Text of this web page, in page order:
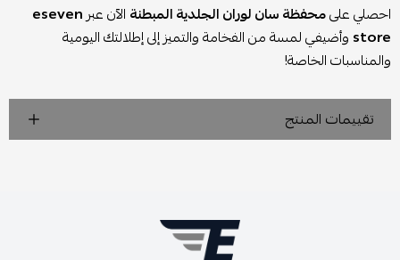
احصلي علىمحفظة سان لوران الجلدية المبطنة الآن عبرeseven
store وأضيفي لمسة من الفخامة والتميز إلى إطلالتك اليومية
والمناسبات الخاصة!
تقييمات المنتج